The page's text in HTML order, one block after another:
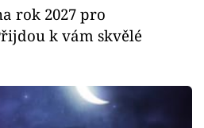
rok 2027 pro
k vám skvělé